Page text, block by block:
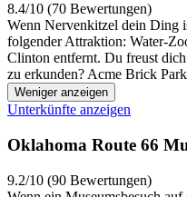
8.4/10 (70 Bewertungen)
Wenn Nervenkitzel dein Ding
folgender Attraktion: Water-
Clinton entfernt. Du freust
zu erkunden? Acme Brick
Weniger anzeigen
Unterkünfte anzeigen
Oklahoma Route 66
9.2/10 (90 Bewertungen)